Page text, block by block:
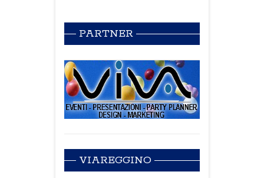
PARTNER
VIAREGGINO